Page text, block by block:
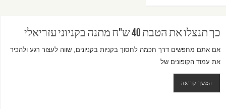
כך תנצלו את הטבת 40 ש"ח מתנה בקניוני עזריאלי
אם אתם מחפשים דרך חכמה לחסוך בקניות בקניונים, שווה לעצור רגע ולהכיר
את עמוד הקופונים של
המשך קריאה